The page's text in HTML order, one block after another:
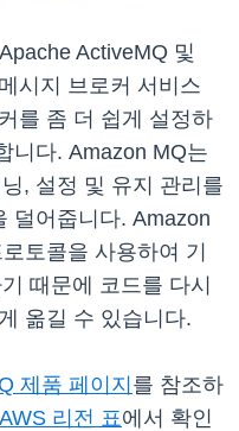
ActiveMQ 및
시지 브로커 서비스
를 좀 더 쉽게 설정하
니다. Amazon MQ는
, 설정 및 유지 관리를
덜어줍니다. Amazon
토콜을 사용하여 기
때문에 코드를 다시
옮길 수 있습니다.
제품 페이지 를 참조하
AWS 리전 표에서 확인